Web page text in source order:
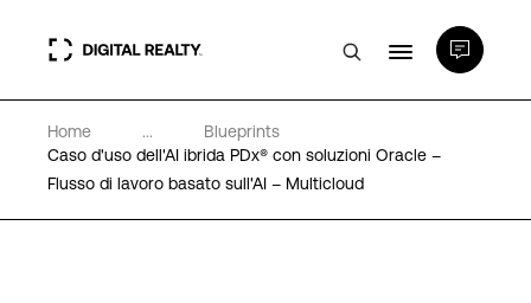
Data center
PlatformDIGITAL®
Home ...
Blueprints
Caso d'uso dell'AI ibrida PDx® con soluzioni Oracle –
Flusso di lavoro basato sull'AI – Multicloud